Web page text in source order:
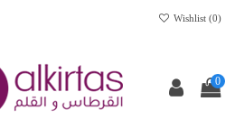
Wishlist (0)
0